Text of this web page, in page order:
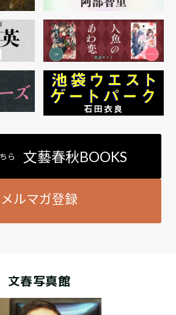
ら 文藝春秋BOOKS
メルマガ登録
文春写真館